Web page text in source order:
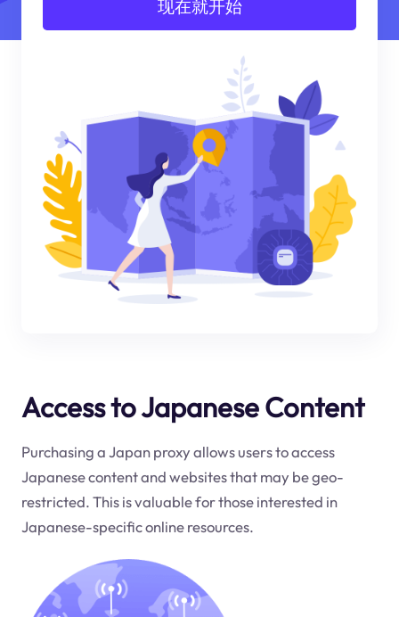
现在就开始
Access to Japanese Content
Purchasing a Japan proxy allows users to access
Japanese content and websites that may be geo-
restricted. This is valuable for those interested in
Japanese-specific online resources.